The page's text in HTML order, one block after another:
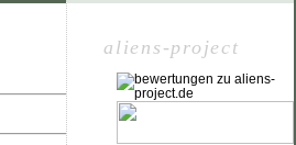
aliens-project